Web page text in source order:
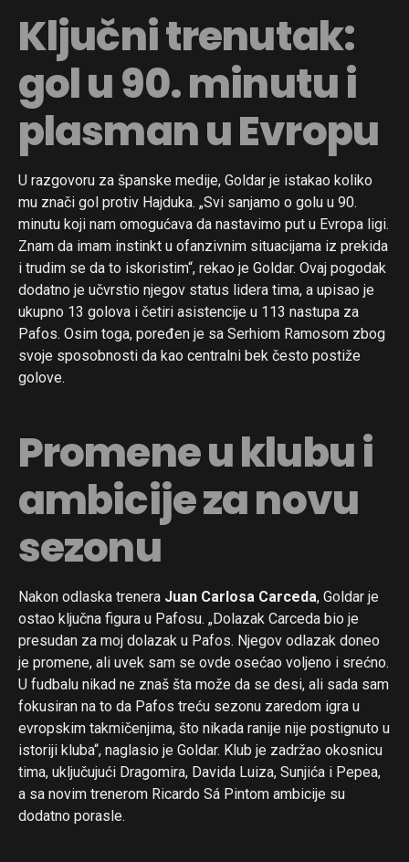
Ključni trenutak:
gol u 90. minutu i
plasman u Evropu
U razgovoru za španske medije, Goldar je istakao koliko
mu znači gol protiv Hajduka. „Svi sanjamo o golu u 90.
minutu koji nam omogućava da nastavimo put u Evropa ligi.
Znam da imam instinkt u ofanzivnim situacijama iz prekida
i trudim se da to iskoristim“, rekao je Goldar. Ovaj pogodak
dodatno je učvrstio njegov status lidera tima, a upisao je
ukupno 13 golova i četiri asistencije u 113 nastupa za
Pafos. Osim toga, poređen je sa Serhiom Ramosom zbog
svoje sposobnosti da kao centralni bek često postiže
golove.
Promene u klubu i
ambicije za novu
sezonu
Nakon odlaska trenera Juan Carlosa Carceda, Goldar je
ostao ključna figura u Pafosu. „Dolazak Carceda bio je
presudan za moj dolazak u Pafos. Njegov odlazak doneo
je promene, ali uvek sam se ovde osećao voljeno i srećno.
U fudbalu nikad ne znaš šta može da se desi, ali sada sam
fokusiran na to da Pafos treću sezonu zaredom igra u
evropskim takmičenjima, što nikada ranije nije postignuto u
istoriji kluba“, naglasio je Goldar. Klub je zadržao okosnicu
tima, uključujući Dragomira, Davida Luiza, Sunjića i Pepea,
a sa novim trenerom Ricardo Sá Pintom ambicije su
dodatno porasle.